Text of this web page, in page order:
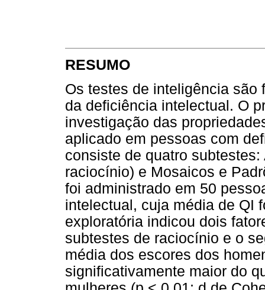
RESUMO
Os testes de inteligência são
da deficiência intelectual. O
investigação das
aplicado em pessoas com
consiste de quatro
raciocínio) e Mosaicos e
foi administrado em 50
intelectual, cuja média de QI
exploratória indicou dois
subtestes de raciocínio e o
média dos escores dos
significativamente maior do